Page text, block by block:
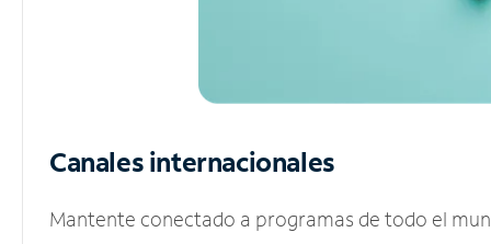
Canales internacionales
Mantente conectado a programas de todo el